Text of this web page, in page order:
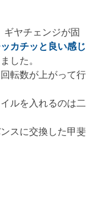
ヤチェンジが固
カチッと良い感じ
した。
転数が上がって行
ルを入れるのは二
スに交換した甲斐